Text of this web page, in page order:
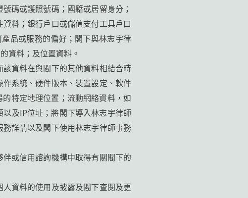
碼或護照號碼；國籍或居留身分；
料；銀行戶口或儲值支付工具戶口
品或服務的偏好；閣下與林志宇律
資料；及位置資料。
資料在與閣下的其他資料相結合時
系統、硬件版本、裝置設定、軟件
特定地理位置；流動網絡資料，如
及IP位址；將閣下導入林志宇律師
詳情以及閣下使用林志宇律師事務
或信用諮詢機構中取得有關閣下的
資料的使用及披露及閣下查閱及更